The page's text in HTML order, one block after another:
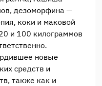
дезоморфина —
коки и маковой
и 100 килограммов
новые
средств и
также как и